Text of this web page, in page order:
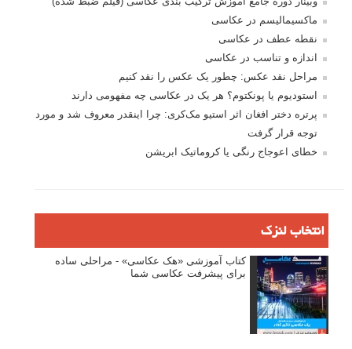
ماکسیمالیسم در عکاسی
نقطه عطف در عکاسی
اندازه و تناسب در عکاسی
مراحل نقد عکس: چطور یک عکس را نقد کنیم
استودیوم یا پونکتوم؟ هر یک در عکاسی چه مفهومی دارند
پرتره دختر افغان اثر استیو مک‌کری: چرا اینقدر معروف شد و مورد
توجه قرار گرفت
خطای اعوجاج رنگی یا کروماتیک ابریشن
انتخاب لنزک
کتاب آموزشی «هک عکاسی» - مراحلی ساده
برای پیشرفت عکاسی شما